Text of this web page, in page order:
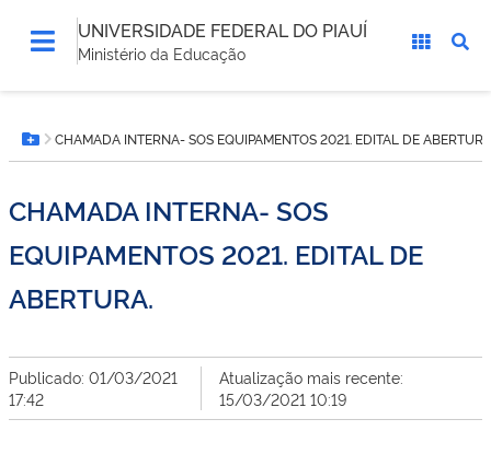
UNIVERSIDADE FEDERAL DO PIAUÍ
Ministério da Educação
está
aqui:Botão Menu
CHAMADA INTERNA- SOS EQUIPAMENTOS 2021. EDITAL DE
CHAMADA INTERNA- SOS
EQUIPAMENTOS 2021. EDITAL DE
ABERTURA.
Publicado: 01/03/2021
17:42
Atualização mais recente:
15/03/2021 10:19